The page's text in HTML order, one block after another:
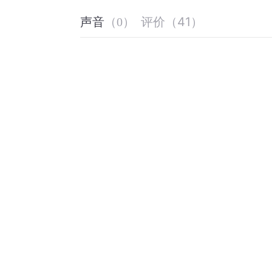
声音 （0） 评价 （41 ）